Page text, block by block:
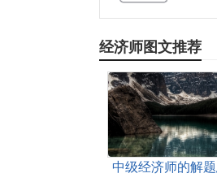
经济师图文推荐
中级经济师的解